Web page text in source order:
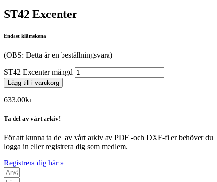
ST42 Excenter
Endast klämskena
(OBS: Detta är en beställningsvara)
ST42 Excenter mängd
Lägg till i varukorg
633.00kr
Ta del av vårt arkiv!
För att kunna ta del av vårt arkiv av PDF -och DXF-filer behöver du
logga in eller registrera dig som medlem.
Registrera dig här »